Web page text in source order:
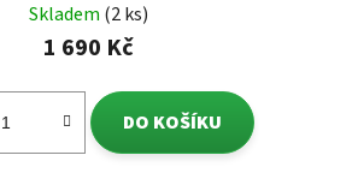
Skladem (2 ks)
1 690 Kč
DO KOŠÍKU